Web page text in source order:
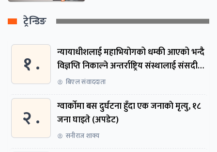
ट्रेन्डिङ
१ .
न्यायाधीशलाई महाभियोगको धम्की आएको भन्दै
विज्ञप्ति निकाल्ने अन्तर्राष्ट्रिय संस्थालाई संसदीय
समितिमा बोलाइयो
बिएल संवाददाता
२ .
ग्वार्काेमा बस दुर्घटना हुँदा एक जनाकाे मृत्यु, १८
जना घाइते (अपडेट)
सनीराज शाक्य